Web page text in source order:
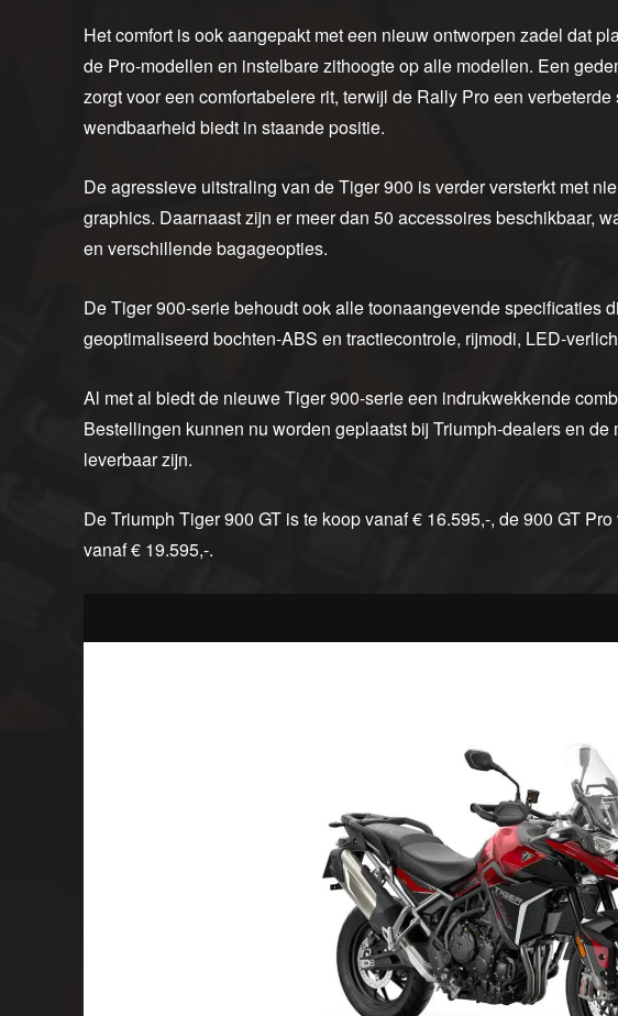
Het comfort is ook aangepakt met een nieuw ontworpen zadel dat
de Pro-modellen en instelbare zithoogte op alle modellen. Een
zorgt voor een comfortabelere rit, terwijl de Rally Pro een
wendbaarheid biedt in staande positie.
De agressieve uitstraling van de Tiger 900 is verder versterkt met
graphics. Daarnaast zijn er meer dan 50 accessoires beschikbaar,
en verschillende bagageopties.
De Tiger 900-serie behoudt ook alle toonaangevende specificaties
geoptimaliseerd bochten-ABS en tractiecontrole, rijmodi, LED-
Al met al biedt de nieuwe Tiger 900-serie een indrukwekkende
Bestellingen kunnen nu worden geplaatst bij Triumph-dealers en
leverbaar zijn.
De Triumph Tiger 900 GT is te koop vanaf € 16.595,-, de 900 GT
vanaf € 19.595,-.